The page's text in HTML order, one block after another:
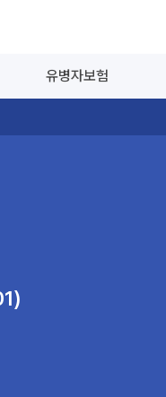
유병자보험